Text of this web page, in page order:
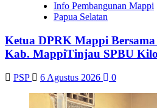
Info Pembangunan Mappi
Papua Selatan
Ketua DPRK Mappi Bersama
Kab. MappiTinjau SPBU
PSP 6 Agustus 2026 0